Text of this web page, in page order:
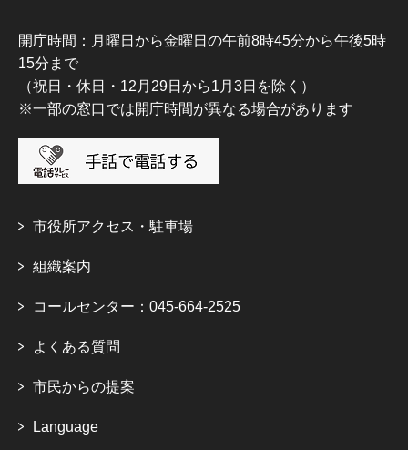
開庁時間：月曜日から金曜日の午前8時45分から午後5時
15分まで
（祝日・休日・12月29日から1月3日を除く）
※一部の窓口では開庁時間が異なる場合があります
市役所アクセス・駐車場
組織案内
コールセンター：045-664-2525
よくある質問
市民からの提案
Language